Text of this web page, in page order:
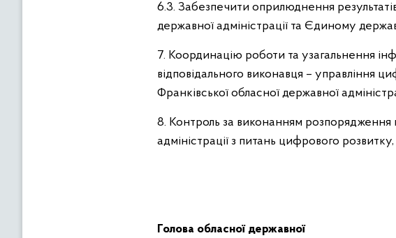
6.3. Забезпечити оприлюднення
державної адміністрації та Єдиному
7. Координацію роботи та узагальнення
відповідального виконавця – управління
Франківської обласної державної
8. Контроль за виконанням розпорядження
адміністрації з питань цифрового
Голова обласної державної